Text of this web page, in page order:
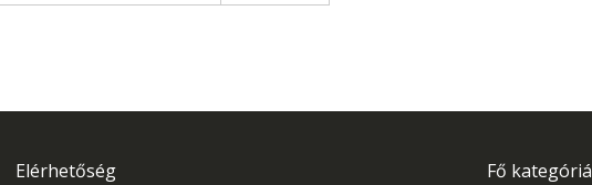
Elérhetőség Fő